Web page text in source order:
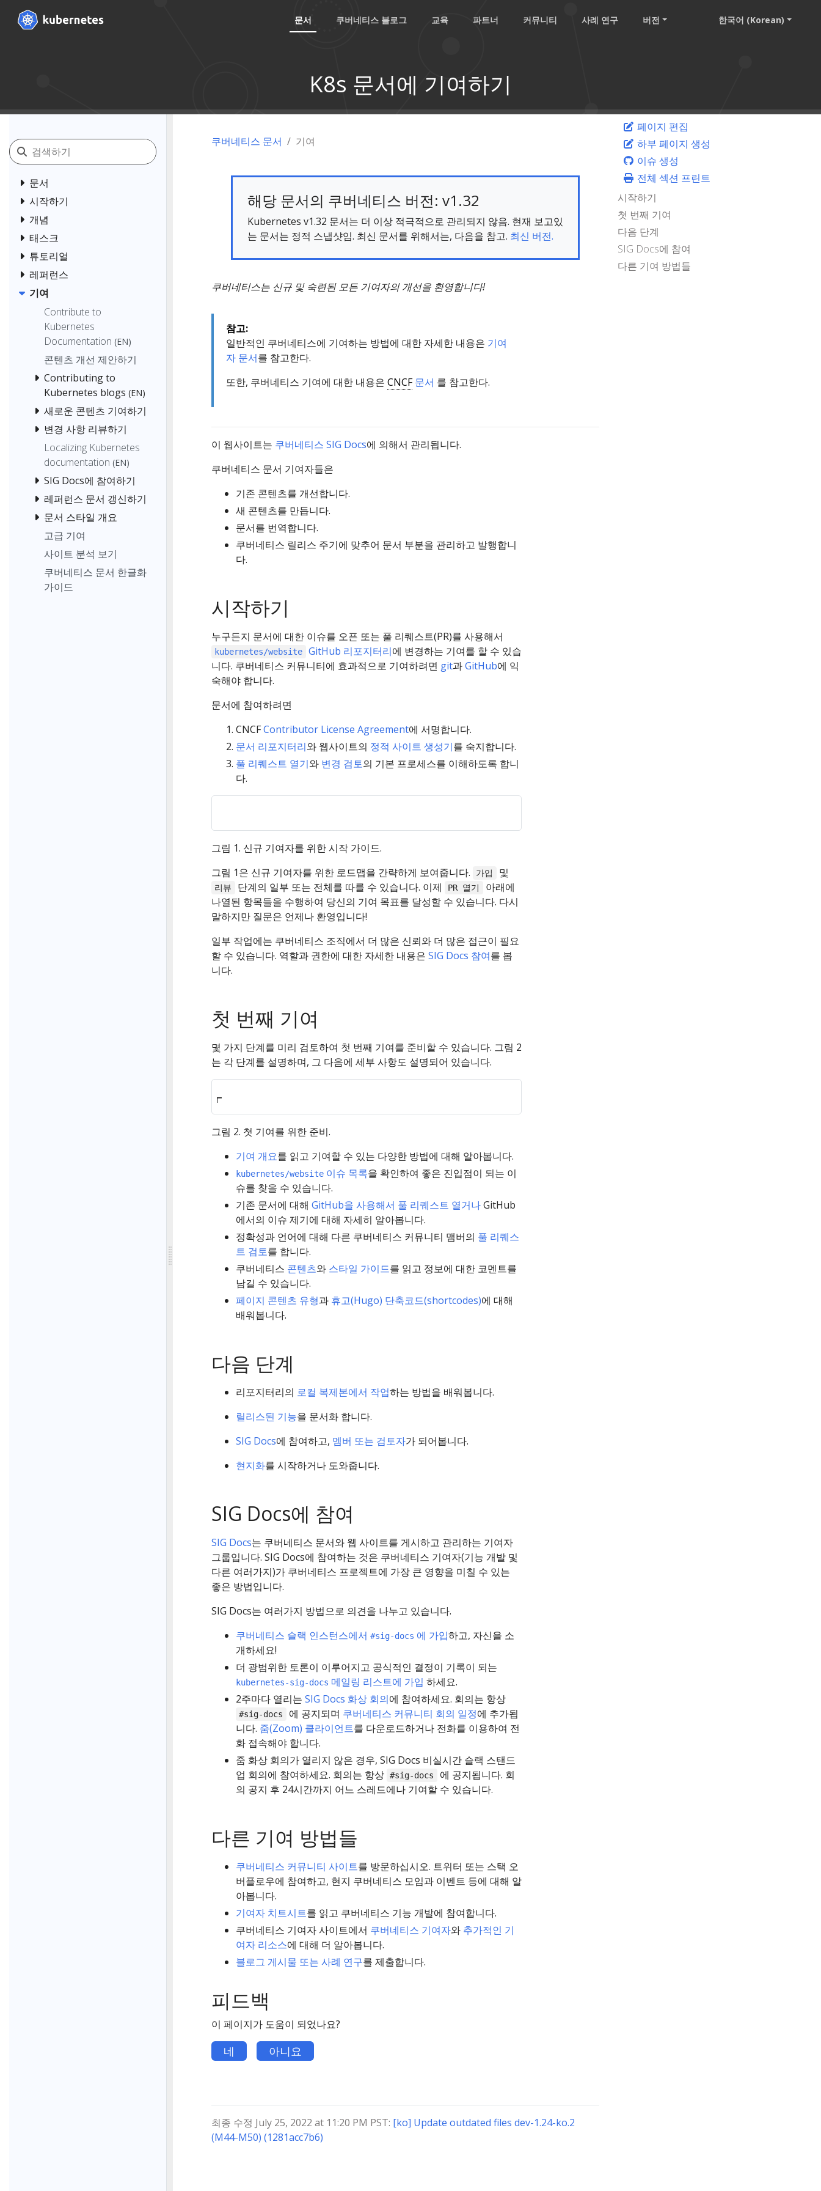
문서 쿠버네티스 블로그 교육 파트너 커뮤니티 사례 연구 버전 한국어 (Korean)
K8s 문서에 기여하기
문서
시작하기
개념
태스크
튜토리얼
레퍼런스
기여
Contribute to
Kubernetes
Documentation (EN)
콘텐츠 개선 제안하기
Contributing to
Kubernetes blogs (EN)
새로운 콘텐츠 기여하기
변경 사항 리뷰하기
Localizing Kubernetes
documentation (EN)
SIG Docs에 참여하기
레퍼런스 문서 갱신하기
문서 스타일 개요
고급 기여
사이트 분석 보기
쿠버네티스 문서 한글화
가이드
쿠버네티스 문서 기여
해당 문서의 쿠버네티스 버전: v1.32
Kubernetes v1.32 문서는 더 이상 적극적으로 관리되지 않음. 현재 보고있
는 문서는 정적 스냅샷임. 최신 문서를 위해서는, 다음을 참고. 최신 버전.
쿠버네티스는 신규 및 숙련된 모든 기여자의 개선을 환영합니다!
참고:
일반적인 쿠버네티스에 기여하는 방법에 대한 자세한 내용은 기여
자 문서를 참고한다.
또한, 쿠버네티스 기여에 대한 내용은 CNCF 문서 를 참고한다.
이 웹사이트는 쿠버네티스 SIG Docs에 의해서 관리됩니다.
쿠버네티스 문서 기여자들은
기존 콘텐츠를 개선합니다.
새 콘텐츠를 만듭니다.
문서를 번역합니다.
쿠버네티스 릴리스 주기에 맞추어 문서 부분을 관리하고 발행합니
다.
시작하기
누구든지 문서에 대한 이슈를 오픈 또는 풀 리퀘스트(PR)를 사용해서
kubernetes/website GitHub 리포지터리에 변경하는 기여를 할 수 있습
니다. 쿠버네티스 커뮤니티에 효과적으로 기여하려면 git과GitHub에 익
숙해야 합니다.
문서에 참여하려면
CNCFContributor License Agreement에 서명합니다.
문서 리포지터리와 웹사이트의 정적 사이트 생성기를 숙지합니다.
풀 리퀘스트 열기와 변경 검토의 기본 프로세스를 이해하도록 합니
다.
가입
가입하기
CNCF
Contributor
License Agreement
서명하기
kubernetes-sig-docs
슬랙 미팅 참여하기
리뷰
생성기 확인하기
K8s/website
저장소 살펴보기
기본 GitHub 명령어
PR 열기
컨텐츠 향상시키기
문서 번역하기
기여자
질문하세요!!!
그림 1. 신규 기여자를 위한 시작 가이드.
그림 1은 신규 기여자를 위한 로드맵을 간략하게 보여줍니다.
가입 및
리뷰 단계의 일부 또는 전체를 따를 수 있습니다. 이제 PR 열기
아래에
나열된 항목들을 수행하여 당신의 기여 목표를 달성할 수 있습니다. 다시
말하지만 질문은 언제나 환영입니다!
일부 작업에는 쿠버네티스 조직에서 더 많은 신뢰와 더 많은 접근이 필요
할 수 있습니다. 역할과 권한에 대한 자세한 내용은 SIG Docs 참여를 봅
니다.
첫 번째 기여
몇 가지 단계를 미리 검토하여 첫 번째 기여를 준비할 수 있습니다. 그림 2
는 각 단계를 설명하며, 그 다음에 세부 사항도 설명되어 있습니다.
K8s 컨텐츠 및
스타일 가이드 읽기
기여 개요 읽기
Hugo 페이지 컨텐츠 종류와
shortcode 숙지하기
PR을 여세요!!
다른 K8s 멤버의 PR 리뷰하기
K8s/website 이슈 리스트에서
그림 2. 첫 기여를 위한 준비.
기여 개요를 읽고 기여할 수 있는 다양한 방법에 대해 알아봅니다.
kubernetes/website이슈 목록을 확인하여 좋은 진입점이 되는 이
슈를 찾을 수 있습니다.
기존 문서에 대해 GitHub을 사용해서 풀 리퀘스트 열거나GitHub
에서의 이슈 제기에 대해 자세히 알아봅니다.
정확성과 언어에 대해 다른 쿠버네티스 커뮤니티 맴버의 풀 리퀘스
트 검토를 합니다.
쿠버네티스 콘텐츠와 스타일 가이드를 읽고 정보에 대한 코멘트를
남길 수 있습니다.
페이지 콘텐츠 유형과 휴고(Hugo) 단축코드(shortcodes)에 대해
배워봅니다.
다음 단계
리포지터리의 로컬 복제본에서 작업하는 방법을 배워봅니다.
릴리스된 기능을 문서화 합니다.
SIG Docs에 참여하고, 멤버 또는 검토자가 되어봅니다.
현지화를 시작하거나 도와줍니다.
SIG Docs에 참여
SIG Docs는 쿠버네티스 문서와 웹 사이트를 게시하고 관리하는 기여자
그룹입니다. SIG Docs에 참여하는 것은 쿠버네티스 기여자(기능 개발 및
다른 여러가지)가 쿠버네티스 프로젝트에 가장 큰 영향을 미칠 수 있는
좋은 방법입니다.
SIG Docs는 여러가지 방법으로 의견을 나누고 있습니다.
쿠버네티스 슬랙 인스턴스에서 #sig-docs 에 가입하고, 자신을 소
개하세요!
더 광범위한 토론이 이루어지고 공식적인 결정이 기록이 되는
kubernetes-sig-docs 메일링 리스트에 가입 하세요.
2주마다 열리는 SIG Docs 화상 회의에 참여하세요. 회의는 항상
#sig-docs 에 공지되며 쿠버네티스 커뮤니티 회의 일정에 추가됩
니다. 줌(Zoom) 클라이언트를 다운로드하거나 전화를 이용하여 전
화 접속해야 합니다.
줌 화상 회의가 열리지 않은 경우, SIG Docs 비실시간 슬랙 스탠드
업 회의에 참여하세요. 회의는 항상 #sig-docs
에 공지됩니다. 회
의 공지 후 24시간까지 어느 스레드에나 기여할 수 있습니다.
다른 기여 방법들
쿠버네티스 커뮤니티 사이트를 방문하십시오. 트위터 또는 스택 오
버플로우에 참여하고, 현지 쿠버네티스 모임과 이벤트 등에 대해 알
아봅니다.
기여자 치트시트를 읽고 쿠버네티스 기능 개발에 참여합니다.
쿠버네티스 기여자 사이트에서 쿠버네티스 기여자와 추가적인 기
여자 리소스에 대해 더 알아봅니다.
블로그 게시물 또는 사례 연구를 제출합니다.
피드백
이 페이지가 도움이 되었나요?
네 아니요
최종 수정 July 25, 2022 at 11:20 PM PST: [ko] Update outdated files dev-1.24-ko.2
(M44-M50) (1281acc7b6)
페이지 편집
하부 페이지 생성
이슈 생성
전체 섹션 프린트
시작하기
첫 번째 기여
다음 단계
SIG Docs에 참여
다른 기여 방법들